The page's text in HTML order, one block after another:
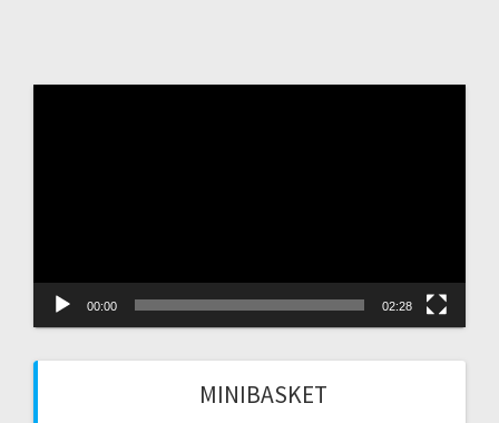
00:00 02:28
MINIBASKET